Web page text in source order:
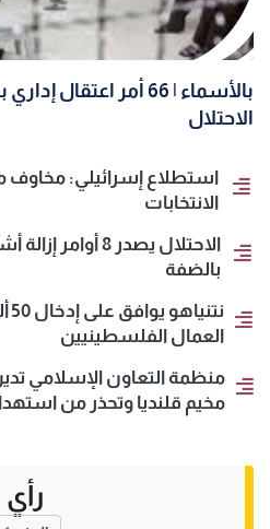
بالأسماء | 66 أمر
الاحتلال
استطلاع إسرائيلي: مخاوف
الانتخابات
الاحتلال يصدر 8
بالضفة
العمال الفلسطينيين
منظمة التعاون الإسلامي
مخيم قلنديا وتحذر من
رأي